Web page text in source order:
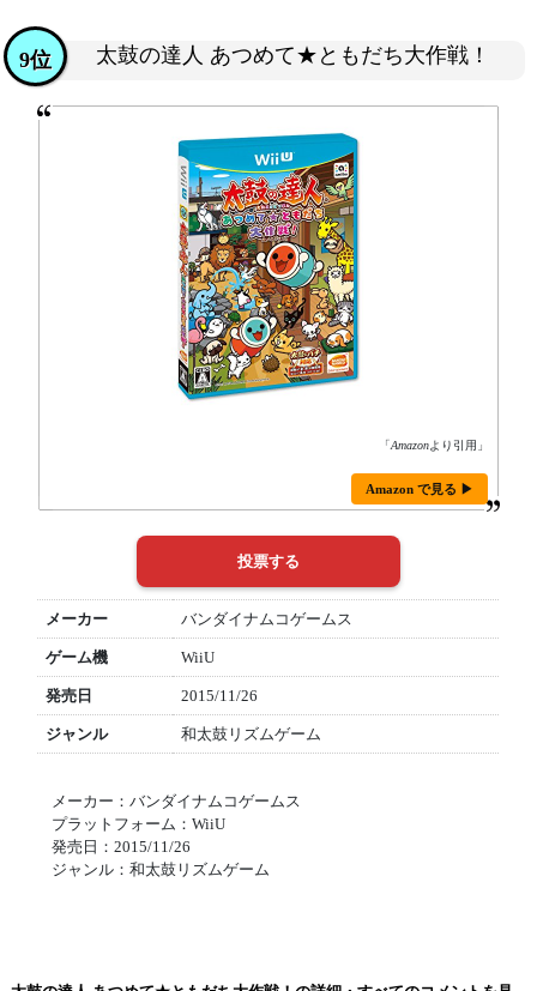
太鼓の達人 あつめて★ともだち大作戦！
9位
「Amazonより引用」
Amazon で見る ▶
メーカー バンダイナムコゲームス
ゲーム機 WiiU
発売日 2015/11/26
ジャンル 和太鼓リズムゲーム
メーカー：バンダイナムコゲームス
プラットフォーム：WiiU
発売日：2015/11/26
ジャンル：和太鼓リズムゲーム